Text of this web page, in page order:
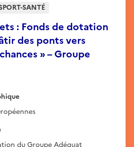
: Fonds de dotation
des ponts vers
» – Groupe
SANTÉ
du Groupe Adéquat